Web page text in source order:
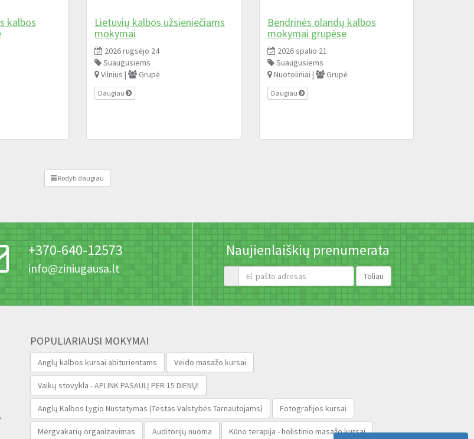
kalbos
Lietuvių kalbos užsieniečiams
mokymai
2026 rugsėjo 24
Suaugusiems
Vilnius |
Grupė
Daugiau
Bendrinės olandų kalbos
mokymai grupėse
2026 spalio 21
Suaugusiems
Nuotoliniai |
Grupė
Daugiau
Rodyti daugiau
+370-640-12573
info@ziniugausa.lt
Naujienlaiškių prenumerata
POPULIARIAUSI MOKYMAI
Anglų kalbos kursai abiturientams Veido masažo kursai
Vaikų stovykla - APLINK PASAULĮ PER 15 DIENŲ!
Anglų Kalbos Lygio Nustatymas (Testas Valstybės Tarnautojams‎) Fotografijos kursai
Mergvakarių organizavimas Auditorijų nuoma Kūno terapija - holistinio masažo kursai